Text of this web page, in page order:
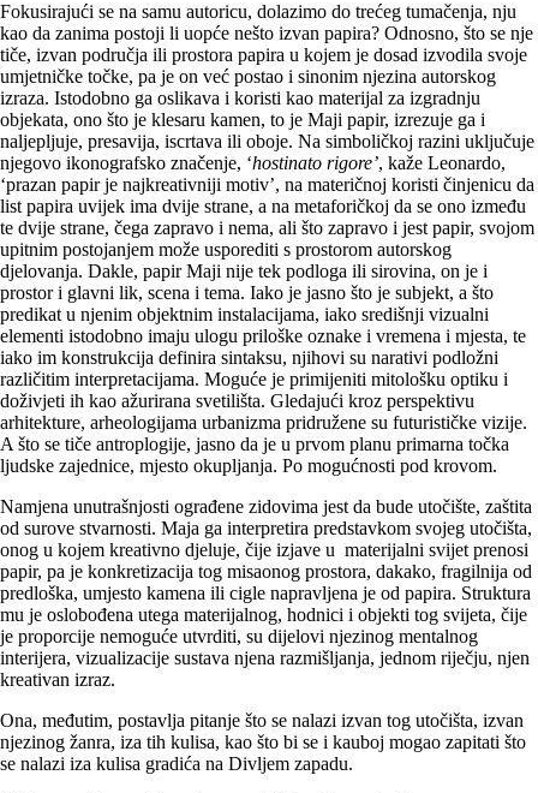
Fokusirajući se na samu autoricu, dolazimo do trećeg tumačenja, nju
kao da zanima postoji li uopće nešto izvan papira? Odnosno, što se nje
tiče, izvan područja ili prostora papira u kojem je dosad izvodila svoje
umjetničke točke, pa je on već postao i sinonim njezina autorskog
izraza. Istodobno ga oslikava i koristi kao materijal za izgradnju
objekata, ono što je klesaru kamen, to je Maji papir, izrezuje ga i
naljepljuje, presavija, iscrtava ili oboje. Na simboličkoj razini uključuje
njegovo ikonografsko značenje, ‘hostinato rigore’, kaže Leonardo,
‘prazan papir je najkreativniji motiv’, na materičnoj koristi činjenicu da
list papira uvijek ima dvije strane, a na metaforičkoj da se ono između
te dvije strane, čega zapravo i nema, ali što zapravo i jest papir, svojom
upitnim postojanjem može usporediti s prostorom autorskog
djelovanja. Dakle, papir Maji nije tek podloga ili sirovina, on je i
prostor i glavni lik, scena i tema. Iako je jasno što je subjekt, a što
predikat u njenim objektnim instalacijama, iako središnji vizualni
elementi istodobno imaju ulogu priloške oznake i vremena i mjesta, te
iako im konstrukcija definira sintaksu, njihovi su narativi podložni
različitim interpretacijama. Moguće je primijeniti mitološku optiku i
doživjeti ih kao ažurirana svetilišta. Gledajući kroz perspektivu
arhitekture, arheologijama urbanizma pridružene su futurističke vizije.
A što se tiče antroplogije, jasno da je u prvom planu primarna točka
ljudske zajednice, mjesto okupljanja. Po mogućnosti pod krovom.
Namjena unutrašnjosti ograđene zidovima jest da bude utočište, zaštita
od surove stvarnosti. Maja ga interpretira predstavkom svojeg utočišta,
onog u kojem kreativno djeluje, čije izjave u materijalni svijet prenosi
papir, pa je konkretizacija tog misaonog prostora, dakako, fragilnija od
predloška, umjesto kamena ili cigle napravljena je od papira. Struktura
mu je oslobođena utega materijalnog, hodnici i objekti tog svijeta, čije
je proporcije nemoguće utvrditi, su dijelovi njezinog mentalnog
interijera, vizualizacije sustava njena razmišljanja, jednom riječju, njen
kreativan izraz.
Ona, međutim, postavlja pitanje što se nalazi izvan tog utočišta, izvan
njezinog žanra, iza tih kulisa, kao što bi se i kauboj mogao zapitati što
se nalazi iza kulisa gradića na Divljem zapadu.